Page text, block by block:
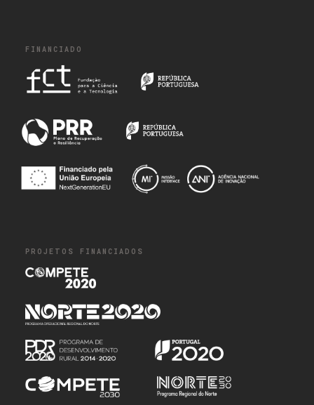
FINANCIADO
PROJETOS FINANCIADOS